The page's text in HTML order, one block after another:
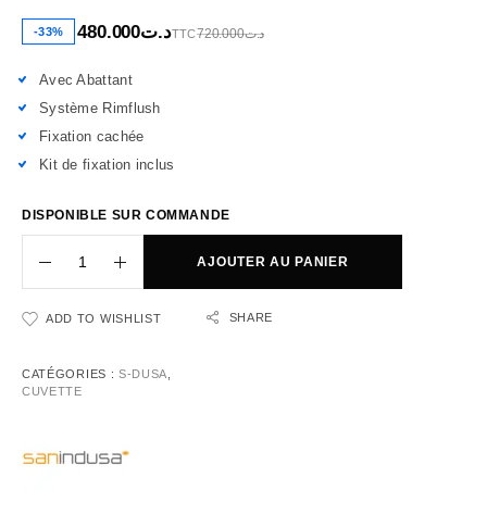
-33% د.ت720.000 د.ت480.000 TTC
Avec Abattant
Système Rimflush
Fixation cachée
Kit de fixation inclus
DISPONIBLE SUR COMMANDE
AJOUTER AU PANIER
ADD TO WISHLIST SHARE
CATÉGORIES : S-DUSA
CUVETTE